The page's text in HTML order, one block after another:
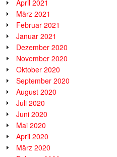
April 2021
März 2021
Februar 2021
Januar 2021
Dezember 2020
November 2020
Oktober 2020
September 2020
August 2020
Juli 2020
Juni 2020
Mai 2020
April 2020
März 2020